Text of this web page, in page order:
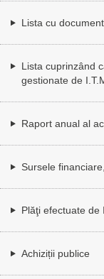
Lista cu
Lista cuprinzând
gestionate de
Raport anual al
Sursele
Plăţi efectuate de
Achiziții publice